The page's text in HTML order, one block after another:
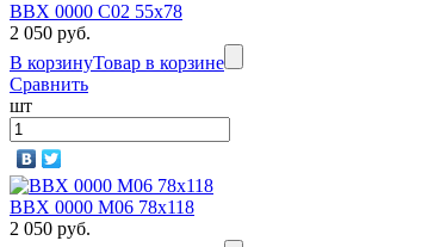
BBX 0000 C02 55x78
2 050 руб.
В корзинуТовар в корзине
Сравнить
шт
BBX 0000 M06 78х118
2 050 руб.